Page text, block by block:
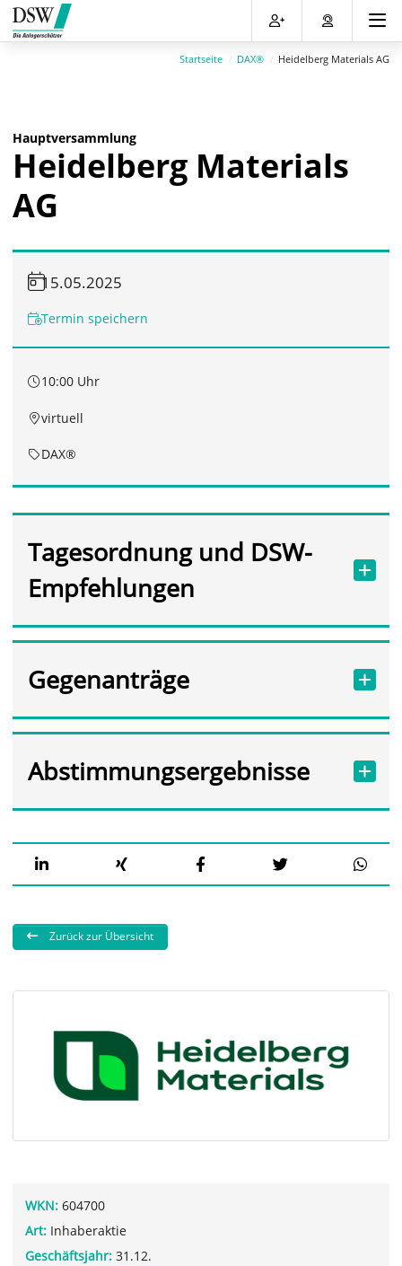
Direkt
zum
Inhalt
Direkt
zum
Hauptmenu
Direkt
zur
Suche
Direkt
zum
Footer
Startseite DAX® Heidelberg Materials AG
Hauptversammlung
Heidelberg Materials
AG
15.05.2025
Termin speichern
10:00 Uhr
virtuell
DAX®
Tagesordnung und DSW-
Empfehlungen
Gegenanträge
Abstimmungsergebnisse
Zurück zur Übersicht
WKN: 604700
Art: Inhaberaktie
Geschäftsjahr: 31.12.